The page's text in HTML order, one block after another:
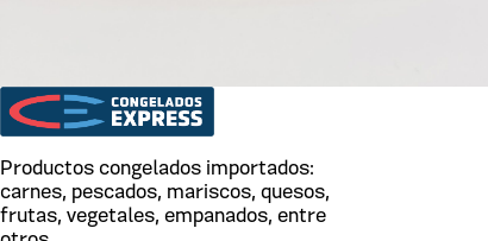
Productos congelados importados:
carnes, pescados, mariscos, quesos,
frutas, vegetales, empanados, entre